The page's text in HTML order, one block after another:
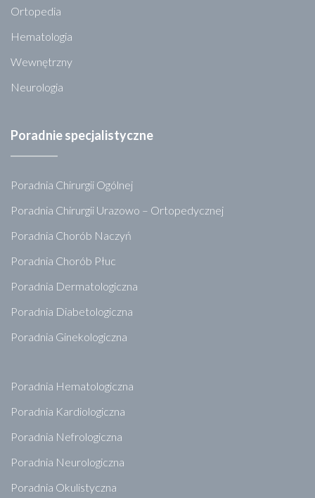
Ortopedia
Hematologia
Wewnętrzny
Neurologia
Poradnie specjalistyczne
Poradnia Chirurgii Ogólnej
Poradnia Chirurgii Urazowo – Ortopedycznej
Poradnia Chorób Naczyń
Poradnia Chorób Płuc
Poradnia Dermatologiczna
Poradnia Diabetologiczna
Poradnia Ginekologiczna
Poradnia Hematologiczna
Poradnia Kardiologiczna
Poradnia Nefrologiczna
Poradnia Neurologiczna
Poradnia Okulistyczna